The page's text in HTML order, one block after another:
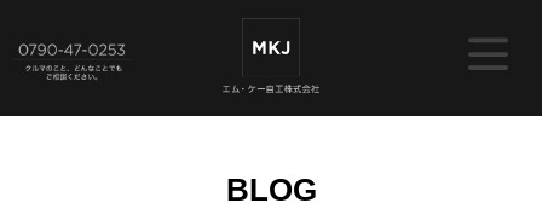
BLOG